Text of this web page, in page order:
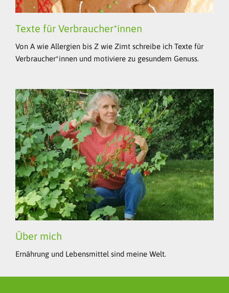
Texte für Verbraucher*innen
Von A wie Allergien bis Z wie Zimt schreibe ich Texte für
Verbraucher*innen und motiviere zu gesundem Genuss.
Über mich
Ernährung und Lebensmittel sind meine Welt.